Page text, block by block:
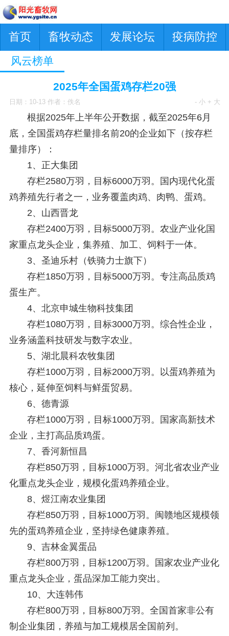
首页 畜牧动态 发展论坛 疫病防控
风云榜单
2025年全国蛋鸡存栏20强
日期：10-13 作者：佚名 - 小 + 大
根据2025年上半年公开数据，截至2025年6月
底，全国蛋鸡存栏量排名前20的企业如下（按存栏
量排序）：
1、 正大集团
存栏2580万羽，目标6000万羽。国内现代化蛋
鸡养殖先行者之一，业务覆盖肉鸡、肉鸭、蛋鸡。
2、 山西晋龙
存栏2400万羽，目标5000万羽。农业产业化国
家重点龙头企业，集养殖、加工、饲料于一体。
3、圣迪乐村（铁骑力士旗下）
存栏1850万羽，目标5000万羽。专注高品质鸡
蛋生产。
4、北京申城生物科技集团
存栏1080万羽，目标3000万羽。综合性企业，
业务涵盖科技研发与数字农业。
5、湖北晨科农牧集团
存栏1000万羽，目标2000万羽。以蛋鸡养殖为
核心，延伸至饲料与鲜蛋贸易。
6、德青源
存栏1000万羽，目标1000万羽。国家高新技术
企业，主打高品质鸡蛋。
7、香河新恒昌
存栏850万羽，目标1000万羽。河北省农业产业
化重点龙头企业，规模化蛋鸡养殖企业。
8、煜江南农业集团
存栏850万羽，目标1000万羽。闽赣地区规模领
先的蛋鸡养殖企业，坚持绿色健康养殖。
9、吉林金翼蛋品
存栏800万羽，目标1200万羽。国家农业产业化
重点龙头企业，蛋品深加工能力突出。
10、 大连韩伟
存栏800万羽，目标800万羽。全国首家非公有
制企业集团，养殖与加工规模居全国前列。